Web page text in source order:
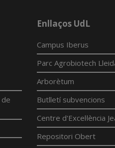
Enllaços UdL
Campus Iberus
Parc Agrobiotech
Arborètum
Butlletí subvencions
Centre d'Excel·lència
Repositori Obert